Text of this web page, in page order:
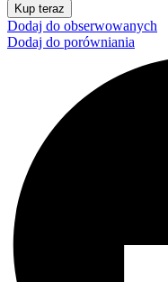
Kup teraz
Dodaj do obserwowanych
Dodaj do porówniania